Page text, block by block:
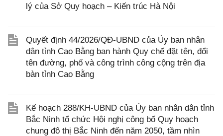
lý của Sở Quy hoạch – Kiến trúc Hà Nội
Quyết định 44/2026/QĐ-UBND của Ủy ban nhân
dân tỉnh Cao Bằng ban hành Quy chế đặt tên, đổi
tên đường, phố và công trình công cộng trên địa
bàn tỉnh Cao Bằng
Kế hoạch 288/KH-UBND của Ủy ban nhân dân tỉnh
Bắc Ninh tổ chức Hội nghị công bố Quy hoạch
chung đô thị Bắc Ninh đến năm 2050, tầm nhìn